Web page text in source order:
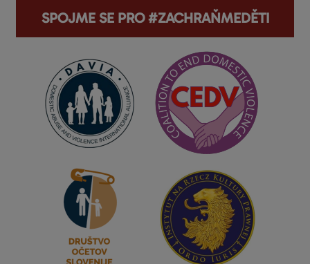
SPOJME SE PRO #ZACHRAŇMEDĚTI